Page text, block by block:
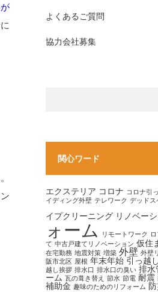
よくあるご質問
協力会社募集
関心ワード
エクステリア コロナ コロナ引
イディング外壁 テレワーク デッドス
イプクリーニング リノベー
ォーム リモートワーク
て 中古戸建てリノベーション 仮住
在宅勤務 地震対策 増築 外壁 外壁
阪市北区 屋根 年末年始 引っ越し
越し挨拶 排水口 排水口の臭い 排水
ーム 瓦の葺き替え 節水 節電 耐震
補助金 趣味のためのリフォーム